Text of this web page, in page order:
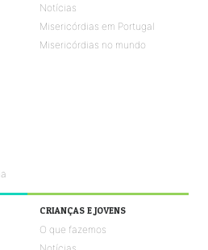
Notícias
Misericórdias em Portugal
Misericórdias no mundo
CRIANÇAS E JOVENS
O que fazemos